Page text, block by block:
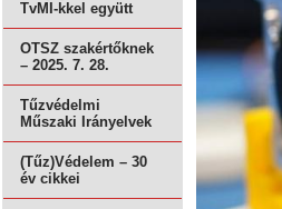
TvMI-kkel együtt
OTSZ szakértőknek
– 2025. 7. 28.
Tűzvédelmi
Műszaki Irányelvek
(Tűz)Védelem – 30
év cikkei